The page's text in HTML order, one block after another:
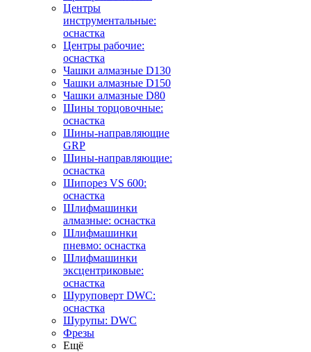
Центры
инструментальные:
оснастка
Центры рабочие:
оснастка
Чашки алмазные D130
Чашки алмазные D150
Чашки алмазные D80
Шины торцовочные:
оснастка
Шины-направляющие
GRP
Шины-направляющие:
оснастка
Шипорез VS 600:
оснастка
Шлифмашинки
алмазные: оснастка
Шлифмашинки
пневмо: оснастка
Шлифмашинки
эксцентриковые:
оснастка
Шуруповерт DWC:
оснастка
Шурупы: DWC
Фрезы
Ещё